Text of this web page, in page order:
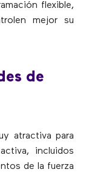
flexible,
mejor su
de
atractiva para
incluidos
de la fuerza